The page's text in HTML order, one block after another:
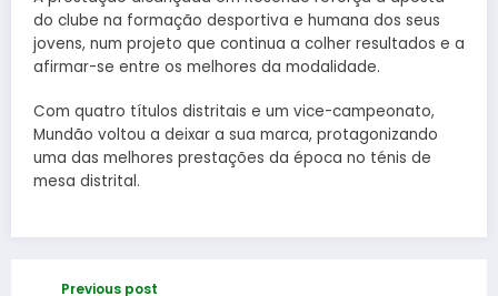
do clube na formação desportiva e humana dos seus
jovens, num projeto que continua a colher resultados e a
afirmar-se entre os melhores da modalidade.
Com quatro títulos distritais e um vice-campeonato,
Mundão voltou a deixar a sua marca, protagonizando
uma das melhores prestações da época no ténis de
mesa distrital.
Previous post